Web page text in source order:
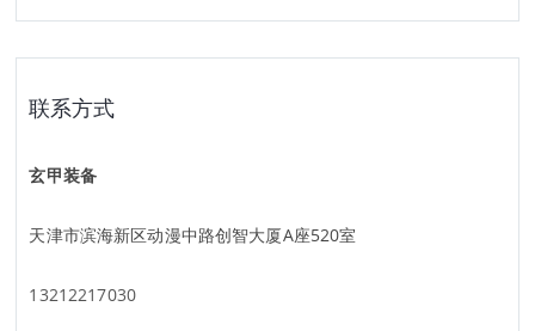
联系方式
玄甲装备
天津市滨海新区动漫中路创智大厦A座520室
13212217030